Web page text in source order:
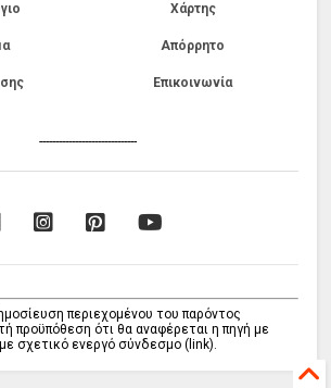
Χάρτης
Απόρρητο
Επικοινωνία
------------------------------
περιεχομένου του παρόντος
προϋπόθεση ότι θα αναφέρεται η πηγή με
σχετικό ενεργό σύνδεσμο (link).